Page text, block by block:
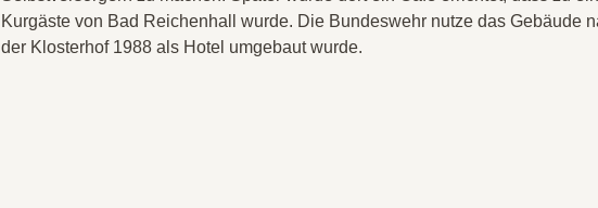
Kurgäste von Bad Reichenhall wurde. Die Bundeswehr nutze das Gebäude
der Klosterhof 1988 als Hotel umgebaut wurde.